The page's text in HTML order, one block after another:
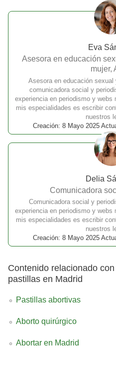
Eva
Asesora en educación
mujer,
Asesora en educación sexual
comunicadora social y
experiencia en periodismo y
mis especialidades es escribir
nuestros
Creación: 8 Mayo 2025
Delia
Comunicadora
Comunicadora social y
experiencia en periodismo y
mis especialidades es escribir
nuestros
Creación: 8 Mayo 2025
Contenido relacionado
pastillas en Madrid
Pastillas abortivas
Aborto quirúrgico
Abortar en Madrid